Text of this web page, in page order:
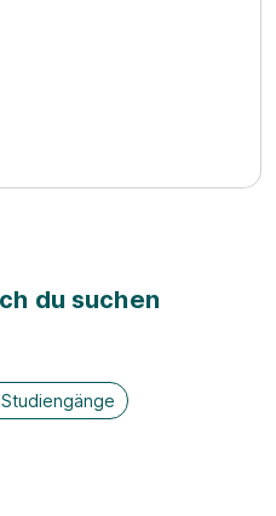
du suchen